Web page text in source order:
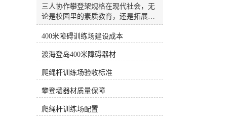
备，随处可见，也可用作抗阻训练设
备。7.浮力腰带深水浮力腰带 将浮
力带系在腰部，可为人体提供巨大的
浮力，使练习者在水中轻松完成训练
练习者各自的健身目标需求，可以选
择和使用健身器材，事半功倍！
三人协作攀登架规格在现代社会，无
论是校园里的素质教育，还是拓展训
练基地的团队建设，人们对于体育器
材的需求早已不再局限于简单的单人
新以及企业团建活动的多元化，能够
锻炼参与者协作能力、身体协调性以
及心理素质的综合型器材逐渐成为市
场的新宠。其中，三人协作攀登架凭
借其独特的设计理念和较高的趣味
性，正受到越来越多客户的青睐。作
为一家集研发、生产、销售与售后服
400米障碍训练场建设成本
渡海登岛400米障碍器材
爬绳杆训练场验收标准
攀登墙器材质量保障
爬绳杆训练场配置